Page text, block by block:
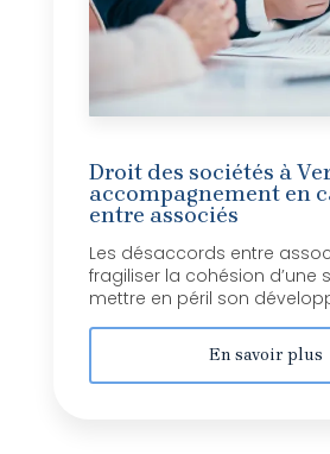
Droit des sociétés à
accompagnement en
entre associés
Les désaccords entre
fragiliser la cohésion d’une
mettre en péril son
En savoir plus